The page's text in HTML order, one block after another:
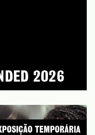
2026
TEMPORÁRIA